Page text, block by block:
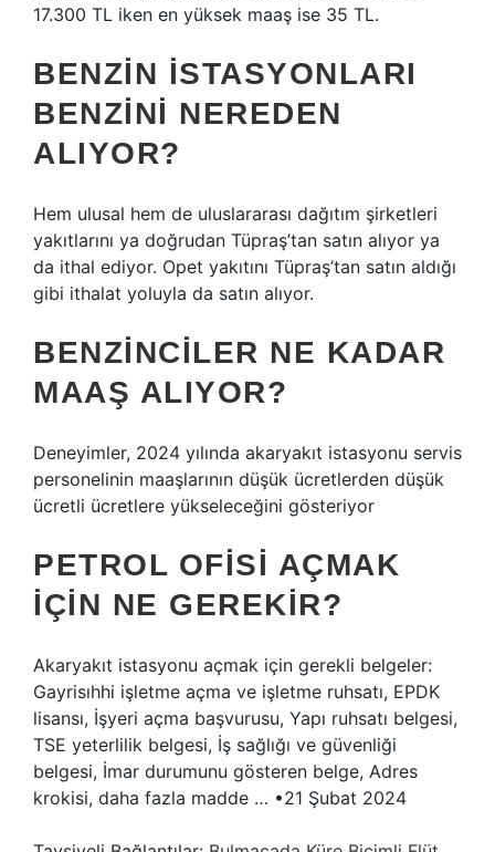
17.300 TL iken en yüksek maaş ise 35 TL.
BENZIN ISTASYONLARI
BENZINI NEREDEN
ALIYOR?
Hem ulusal hem de uluslararası dağıtım şirketleri
yakıtlarını ya doğrudan Tüpraş’tan satın alıyor ya
da ithal ediyor. Opet yakıtını Tüpraş’tan satın aldığı
gibi ithalat yoluyla da satın alıyor.
BENZINCILER NE KADAR
MAAŞ ALIYOR?
Deneyimler, 2024 yılında akaryakıt istasyonu servis
personelinin maaşlarının düşük ücretlerden düşük
ücretli ücretlere yükseleceğini gösteriyor
PETROL OFISI AÇMAK
İÇIN NE GEREKIR?
Akaryakıt istasyonu açmak için gerekli belgeler:
Gayrisıhhi işletme açma ve işletme ruhsatı, EPDK
lisansı, İşyeri açma başvurusu, Yapı ruhsatı belgesi,
TSE yeterlilik belgesi, İş sağlığı ve güvenliği
belgesi, İmar durumunu gösteren belge, Adres
krokisi, daha fazla madde … •21 Şubat 2024